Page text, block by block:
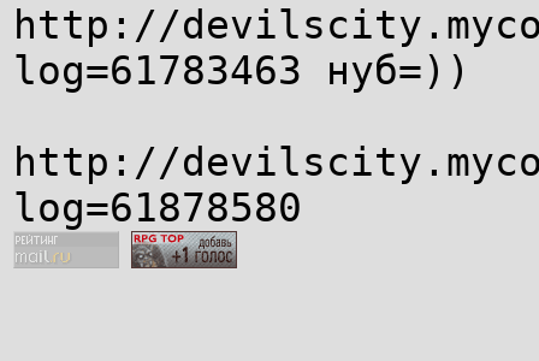
http://
log=61783463 нуб=))
http://
log=61878580